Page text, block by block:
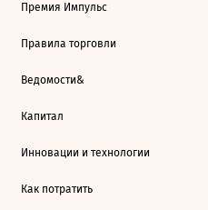
Премия Импульс
Правила торговли
Ведомости&
Капитал
Инновации и технологии
Как потратить